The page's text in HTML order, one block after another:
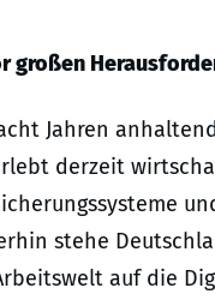
großen
Jahren
derzeit
stehe
auf die